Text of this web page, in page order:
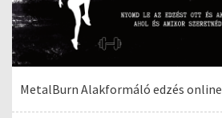
MetalBurn Alakformáló edzés online